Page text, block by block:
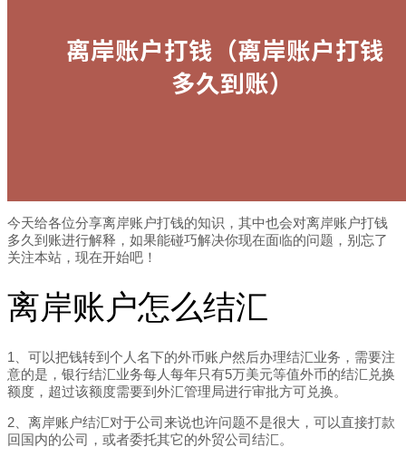
今天给各位分享离岸账户打钱的知识，其中也会对离岸账户打钱
多久到账进行解释，如果能碰巧解决你现在面临的问题，别忘了
关注本站，现在开始吧！
离岸账户怎么结汇
1、可以把钱转到个人名下的外币账户然后办理结汇业务，需要注
意的是，银行结汇业务每人每年只有5万美元等值外币的结汇兑换
额度，超过该额度需要到外汇管理局进行审批方可兑换。
2、离岸账户结汇对于公司来说也许问题不是很大，可以直接打款
回国内的公司，或者委托其它的外贸公司结汇。